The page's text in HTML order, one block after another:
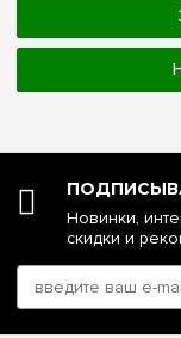
Новинки,
скидки и